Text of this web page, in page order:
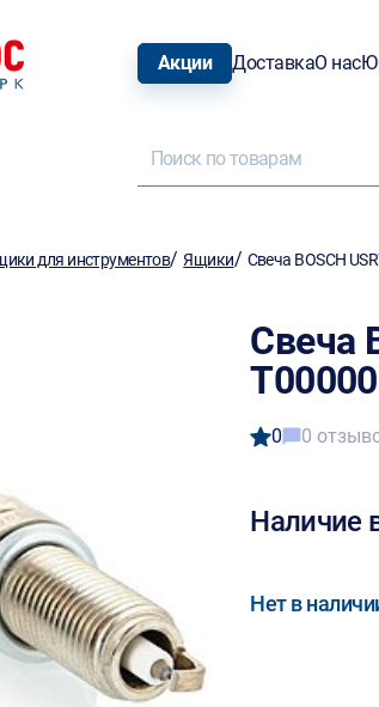
Акции ДоставкаО нас
для инструментов/Ящики/ Свеча BOSCH
Свеча
0 0
Наличие
Нет в